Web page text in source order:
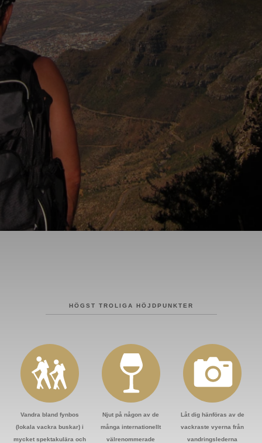
HÖGST TROLIGA HÖJDPUNKTER
Vandra bland fynbos
(lokala vackra buskar) i
mycket spektakulära och
Njut på någon av de
många internationellt
välrenommerade
Låt dig hänföras av de
vackraste vyerna från
vandringslederna